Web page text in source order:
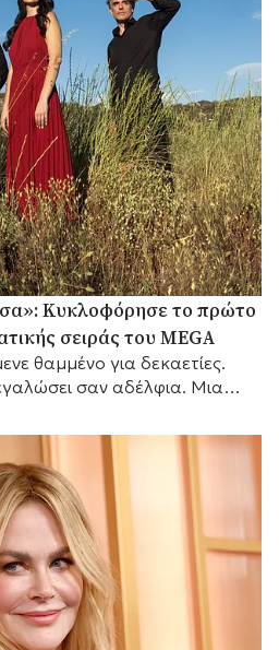
Κυκλοφόρησε το πρώτο
σειράς του MEGA
θαμμένο για δεκαετίες.
σαν αδέλφια. Μια